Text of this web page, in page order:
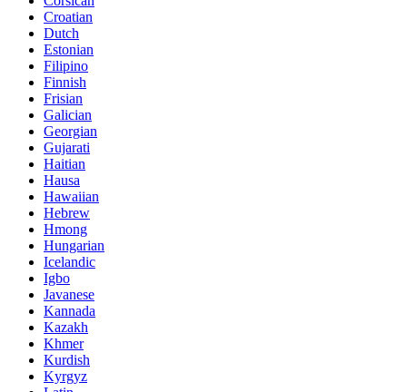
Croatian
Dutch
Estonian
Filipino
Finnish
Frisian
Galician
Georgian
Gujarati
Haitian
Hausa
Hawaiian
Hebrew
Hmong
Hungarian
Icelandic
Igbo
Javanese
Kannada
Kazakh
Khmer
Kurdish
Kyrgyz